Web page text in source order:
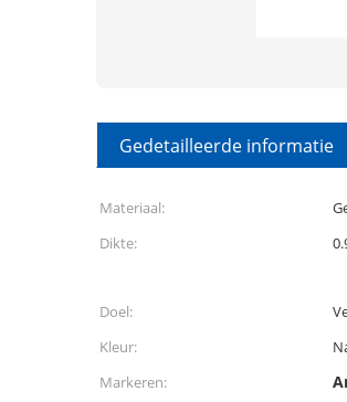
Gedetailleerde informatie
Materiaal:
Dikte:
Doel:
Kleur:
Markeren: